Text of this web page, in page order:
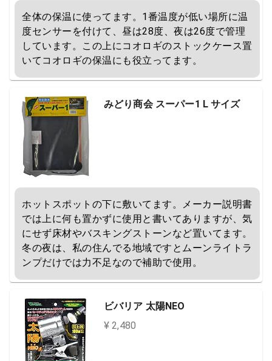
全体の保温に使ってます。1番温度が低い場所に温
度センサーを付けて、昼は28度、夜は26度で管理
しています。この上にコオロギのストックケース置
いてコオロギの保温にも役立ってます。
みどり商会 スーパー1 L サイズ
ホットスポットの下に敷いてます。メーカー説明書
では上に何も置かずに使用と書いてありますが、気
にせず床材やバスキングストーンなど置いてます。
冬の夜は、私の住んでる地域ですとムーンライトラ
ンプだけでは力不足なので補助で使用。
ビバリア 太陽NEO
¥ 2,480